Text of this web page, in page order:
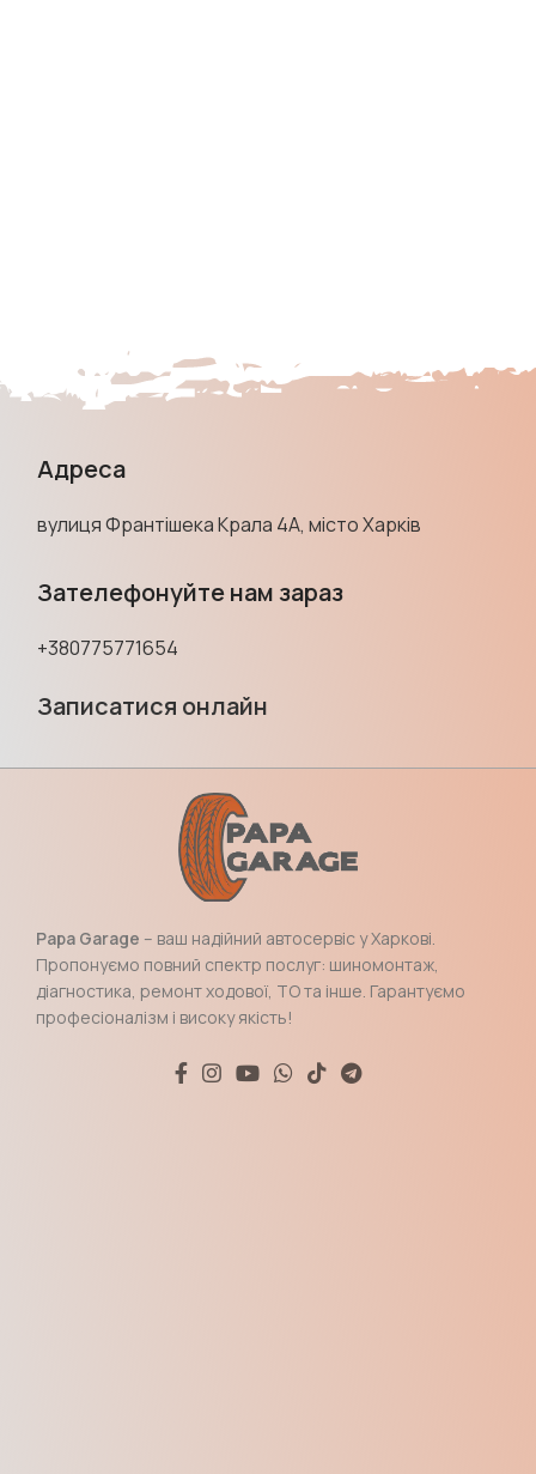
Адреса
вулиця Франтішека Крала 4А, місто Харків
Зателефонуйте нам зараз
+380775771654
Записатися онлайн
Papa Garage – ваш надійний автосервіс у Харкові.
Пропонуємо повний спектр послуг: шиномонтаж,
діагностика, ремонт ходової, ТО та інше. Гарантуємо
професіоналізм і високу якість!